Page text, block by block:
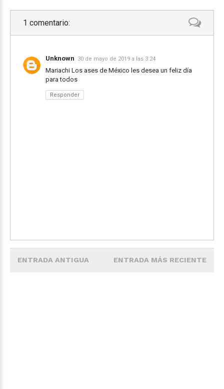
1 comentario:
Unknown 30 de mayo de 2019 a las 3:24
Mariachi Los ases de México les desea un feliz día
para todos
Responder
ENTRADA MÁS RECIENTE
ENTRADA ANTIGUA